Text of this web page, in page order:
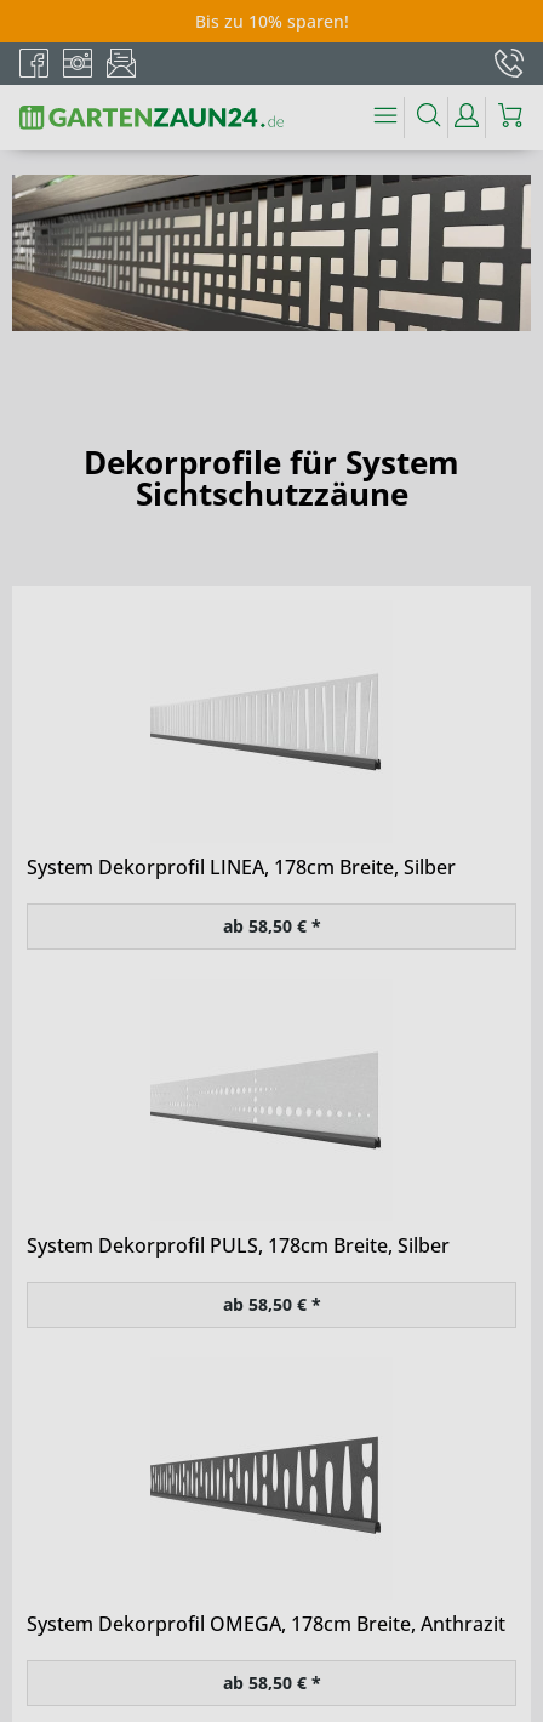
Bis zu 10% sparen!
Dekorprofile für System
Sichtschutzzäune
System Dekorprofil LINEA, 178cm Breite, Silber
ab 58,50 € *
System Dekorprofil PULS, 178cm Breite, Silber
ab 58,50 € *
System Dekorprofil OMEGA, 178cm Breite, Anthrazit
ab 58,50 € *